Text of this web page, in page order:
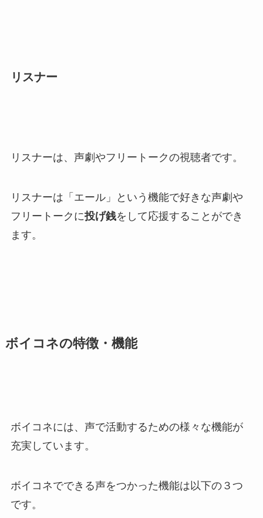
リスナー
リスナーは、声劇やフリートークの視聴者です。
リスナーは「エール」という機能で好きな声劇や
フリートークに投げ銭をして応援することができ
ます。
ボイコネの特徴・機能
ボイコネには、声で活動するための様々な機能が
充実しています。
ボイコネでできる声をつかった機能は以下の３つ
です。